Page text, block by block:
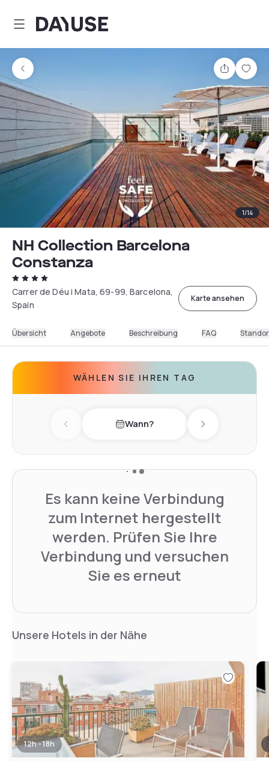
Dayuse
Teilen
1/14
NH Collection Barcelona
Constanza
Carrer de Déu i Mata, 69-99, Barcelona,
Spain
Karte ansehen
Übersicht Angebote Beschreibung FAQ
WÄHLEN SIE IHREN TAG
Previous day Wann? Next day
Es kann keine Verbindung
zum Internet hergestellt
werden. Prüfen Sie Ihre
Verbindung und versuchen
Sie es erneut
Unsere Hotels in der Nähe
12h - 18h